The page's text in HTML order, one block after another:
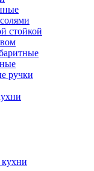
стойкой
ручки
кухни